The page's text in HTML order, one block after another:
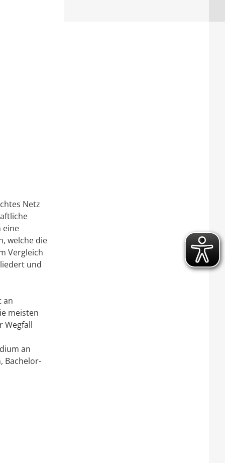
Netz
eine
welche die
Vergleich
und
an
meisten
Wegfall
an
Bachelor-